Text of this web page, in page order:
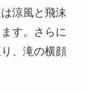
涼風と飛沫
す。さらに
、滝の横顔